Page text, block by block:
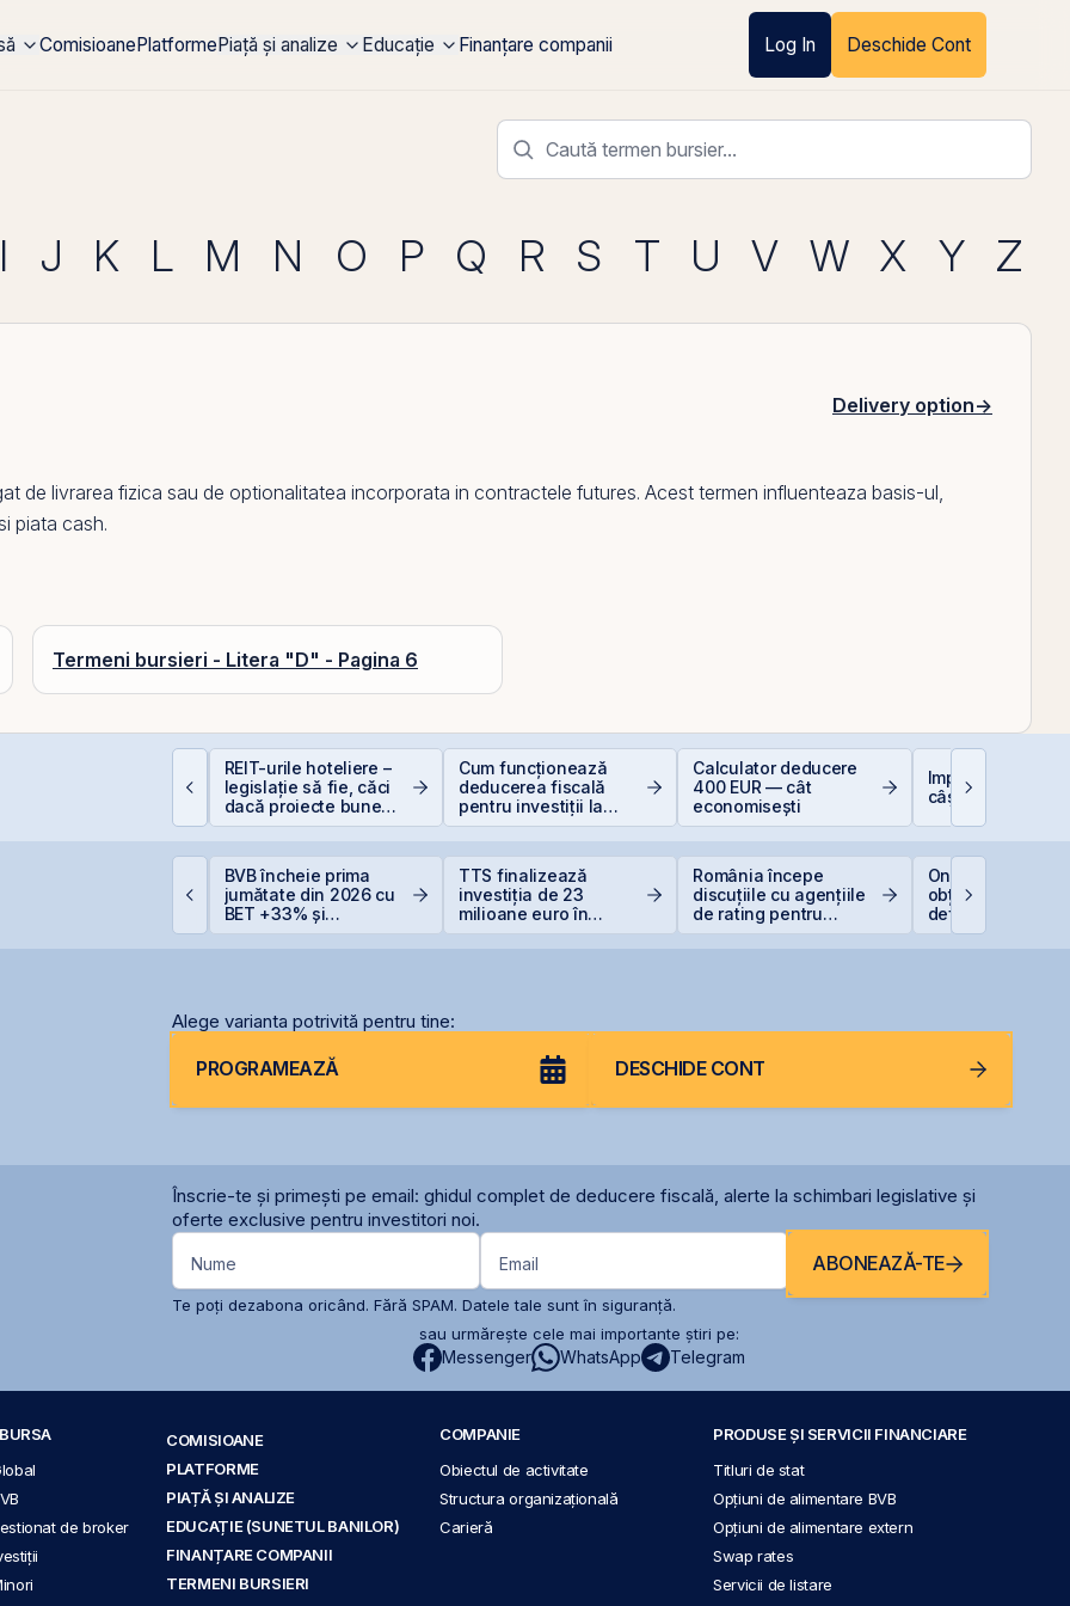
ComisioanePlatformePiață și analize Educație Finanțare companii Log In Deschide Cont
I J K L M N O P Q R S T U V W X Y Z
Delivery option→
de livrarea fizica sau de optionalitatea incorporata in contractele futures. Acest termen influenteaza basis-ul,
piata cash.
Termeni bursieri - Litera "D" - Pagina 6
REIT-urile hoteliere –
legislație să fie, căci
dacă proiecte bune
sunt și banii se găsesc
Cum funcționează
deducerea fiscală
pentru investiții la
bursă
Calculator deducere
400 EUR — cât
economisești
Impozitarea
câștigurilor la
BVB încheie prima
jumătate din 2026 cu
BET +33% și
TTS finalizează
investiția de 23
milioane euro în
România începe
discuțiile cu agențiile
de rating pentru
One United
obține o hotărâre
definitivă
pentru One
Alege varianta potrivită pentru tine:
PROGRAMEAZĂ DESCHIDE CONT
Înscrie-te și primești pe email: ghidul complet de deducere fiscală, alerte la schimbari legislative și
oferte exclusive pentru investitori noi.
Nume Email ABONEAZĂ-TE
Te poți dezabona oricând. Fără SPAM. Datele tale sunt în siguranță.
sau urmărește cele mai importante știri pe:
Messenger WhatsApp Telegram
de broker
COMISIOANE
PLATFORME
PIAȚĂ ȘI ANALIZE
EDUCAȚIE (SUNETUL BANILOR)
FINANȚARE COMPANII
TERMENI BURSIERI
COMPANIE
Obiectul de activitate
Structura organizațională
Carieră
PRODUSE ȘI SERVICII FINANCIARE
Titluri de stat
Opțiuni de alimentare BVB
Opțiuni de alimentare extern
Swap rates
Servicii de listare